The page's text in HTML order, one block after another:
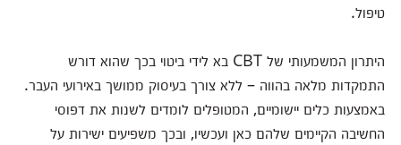
טיפול.
היתרון המשמעותי של CBT בא לידי ביטוי בכך שהוא דורש
התמקדות מלאה בהווה – ללא צורך בעיסוק ממושך באירועי העבר.
באמצעות כלים יישומיים, המטופלים לומדים לשנות את דפוסי
החשיבה הקיימים שלהם כאן ועכשיו, ובכך משפיעים ישירות על